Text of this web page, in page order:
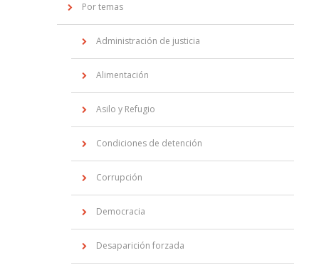
Por temas
Administración de justicia
Alimentación
Asilo y Refugio
Condiciones de detención
Corrupción
Democracia
Desaparición forzada